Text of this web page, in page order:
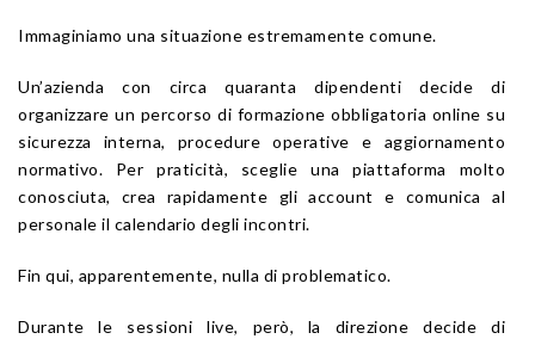
Immaginiamo una situazione estremamente comune.
Un’azienda con circa quaranta dipendenti decide di
organizzare un percorso di formazione obbligatoria online su
sicurezza interna, procedure operative e aggiornamento
normativo. Per praticità, sceglie una piattaforma molto
conosciuta, crea rapidamente gli account e comunica al
personale il calendario degli incontri.
Fin qui, apparentemente, nulla di problematico.
Durante le sessioni live, però, la direzione decide di